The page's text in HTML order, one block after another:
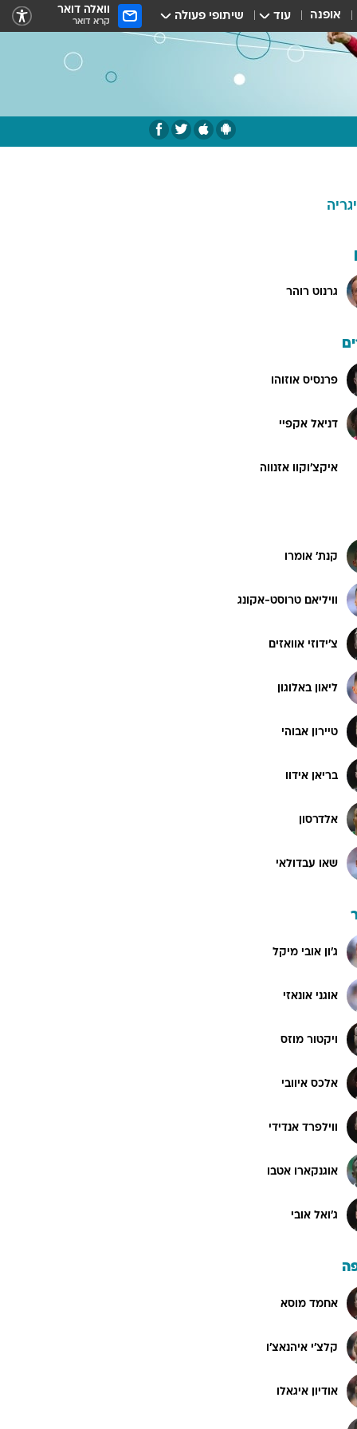
אופנה עוד שיתופי פעולה וואלה דואר
קרא דואר
גרנוט רוהר
פרנסיס אוזוהו
דניאל אקפיי
איקצ'וקוו אזנווה
קנת' אומרו
וויליאם טרוסט-אקונג
צ'ידוזי אוואזים
ליאון באלוגון
טיירון אבוהי
בריאן אידוו
אלדרסון
שאו עבדולאי
ג'ון אובי מיקל
אוגני אונאזי
ויקטור מוזס
אלכס איוובי
ווילפרד אנדידי
אוגנקארו אטבו
ג'ואל אובי
אחמד מוסא
קלצ'י איהנאצ'ו
אודיון איגאלו